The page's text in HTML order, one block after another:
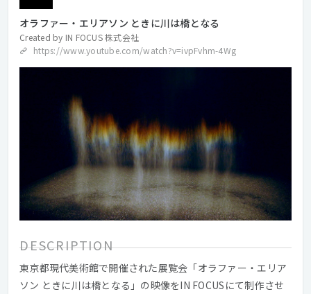
オラファー・エリアソン ときに川は橋となる
Created by IN FOCUS 株式会社
https://www.youtube.com/watch?v=ivpFvhm-4Wg
DESCRIPTION
東京都現代美術館で開催された展覧会「オラファー・エリア
ソン ときに川は橋となる」の映像をIN FOCUSにて制作させ